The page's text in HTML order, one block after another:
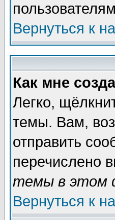
Вернуться к
Как мне
Легко,
темы. Вам,
отправить
перечислено
темы в этом
Вернуться к